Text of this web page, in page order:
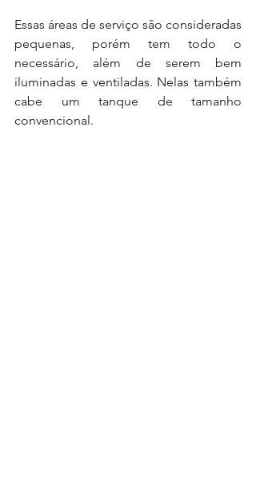
Essas áreas de serviço são consideradas
pequenas, porém tem todo o
necessário, além de serem bem
iluminadas e ventiladas. Nelas também
cabe um tanque de tamanho
convencional.